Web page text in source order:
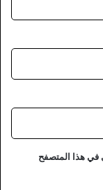
في هذا المتصفح